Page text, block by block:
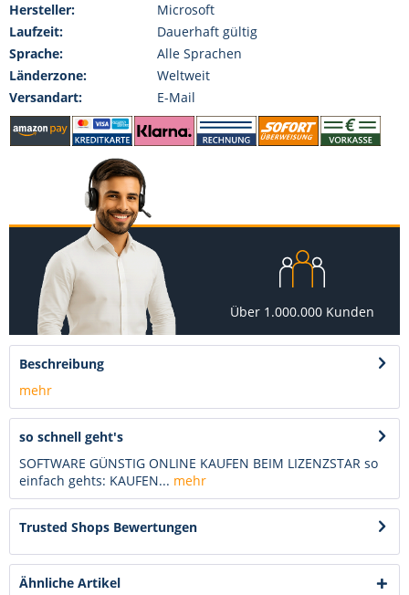
Hersteller:
Microsoft
Laufzeit:
Dauerhaft gültig
Sprache:
Alle Sprachen
Länderzone:
Weltweit
Versandart:
E-Mail
Über 1.000.000 Kunden
Beschreibung
mehr
so schnell geht's
SOFTWARE GÜNSTIG ONLINE KAUFEN BEIM LIZENZSTAR so
einfach gehts: KAUFEN... mehr
Trusted Shops Bewertungen
Ähnliche Artikel